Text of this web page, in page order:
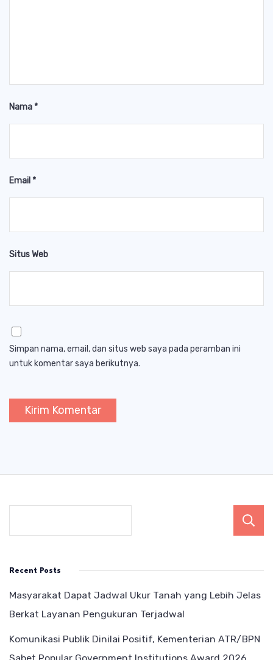
Nama*
Email *
Situs Web
Simpan nama, email, dan situs web saya pada peramban ini
untuk komentar saya berikutnya.
Recent Posts
Masyarakat Dapat Jadwal Ukur Tanah yang Lebih Jelas
Berkat Layanan Pengukuran Terjadwal
Komunikasi Publik Dinilai Positif, Kementerian ATR/BPN